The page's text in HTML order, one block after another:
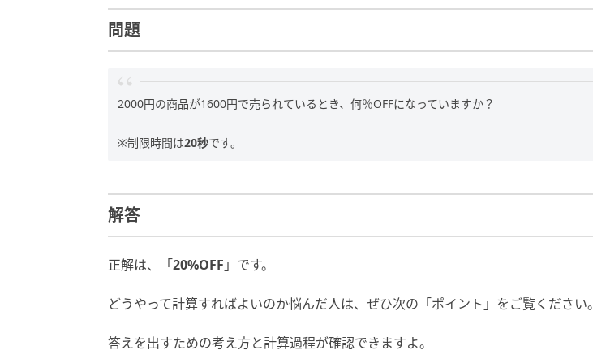
問題
2000円の商品が1600円で売られているとき、何％OFFになっていますか？
※制限時間は20秒です。
解答
正解は、「20%OFF 」です。
どうやって計算すればよいのか悩んだ人は、ぜひ次の「ポイント」をご覧ください。
答えを出すための考え方と計算過程が確認できますよ。